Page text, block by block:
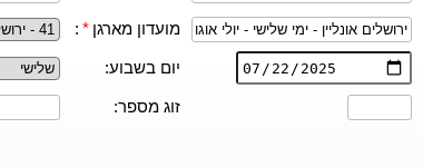
מועדון מארגן *
:
יום בשבוע:
זוג מספר: